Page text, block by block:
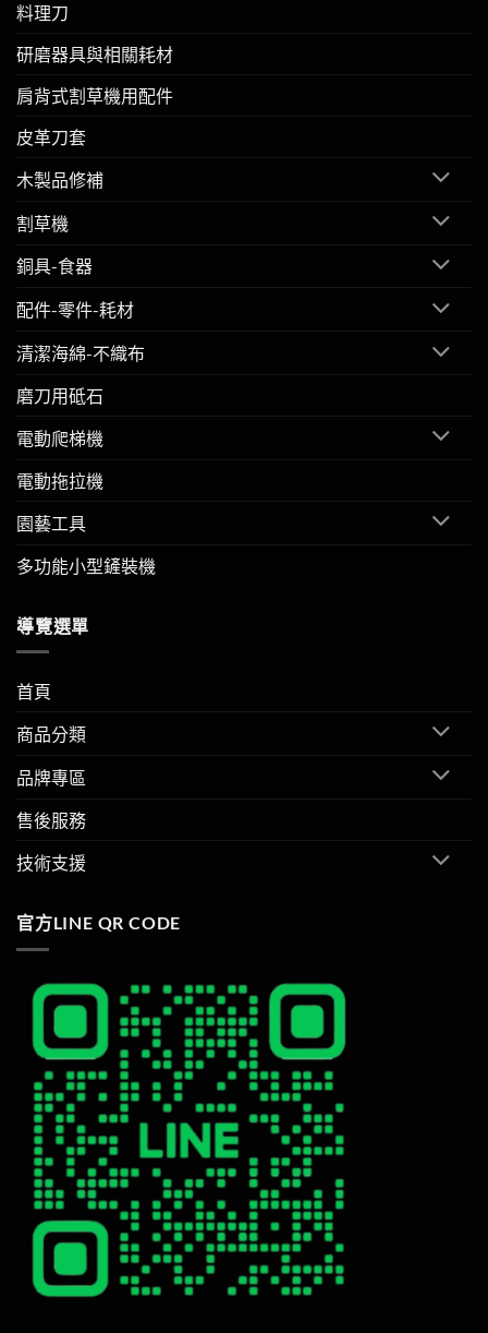
料理刀
研磨器具與相關耗材
肩背式割草機用配件
皮革刀套
木製品修補
割草機
銅具-食器
配件-零件-耗材
清潔海綿-不織布
磨刀用砥石
電動爬梯機
電動拖拉機
園藝工具
多功能小型鏟裝機
導覽選單
首頁
商品分類
品牌專區
售後服務
技術支援
官方LINE QR CODE